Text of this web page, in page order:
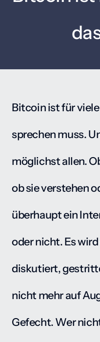
Bitcoin ist für
sprechen muss.
möglichst allen.
ob sie verstehen
überhaupt ein
oder nicht. Es
diskutiert,
nicht mehr auf
Gefecht. Wer